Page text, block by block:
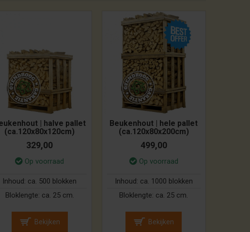
| halve pallet
(ca.120x80x120cm)
329,00
Op voorraad
Inhoud: ca. 500 blokken
Bloklengte: ca. 25 cm.
Bekijken
Beukenhout | hele pallet
(ca.120x80x200cm)
499,00
Op voorraad
Inhoud: ca. 1000 blokken
Bloklengte: ca. 25 cm.
Bekijken